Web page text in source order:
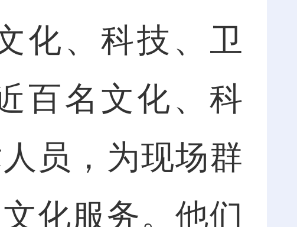
、科技、卫
百名文化、科
员，为现场群
化服务。他们